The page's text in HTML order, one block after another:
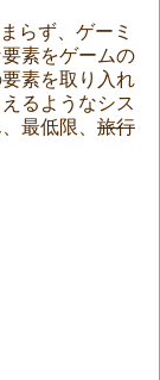
らず、ゲーミ
素をゲームの
素を取り入れ
るようなシス
最低限、 旅行